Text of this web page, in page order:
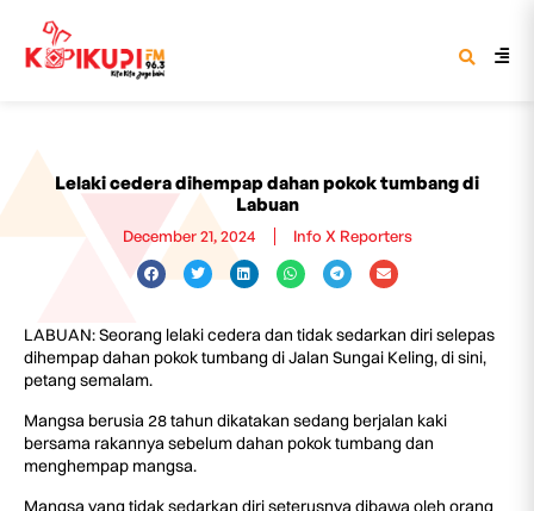
Lelaki cedera dihempap dahan pokok tumbang di
Labuan
December 21, 2024 Info X Reporters
LABUAN: Seorang lelaki cedera dan tidak sedarkan diri selepas
dihempap dahan pokok tumbang di Jalan Sungai Keling, di sini,
petang semalam.
Mangsa berusia 28 tahun dikatakan sedang berjalan kaki
bersama rakannya sebelum dahan pokok tumbang dan
menghempap mangsa.
Mangsa yang tidak sedarkan diri seterusnya dibawa oleh orang